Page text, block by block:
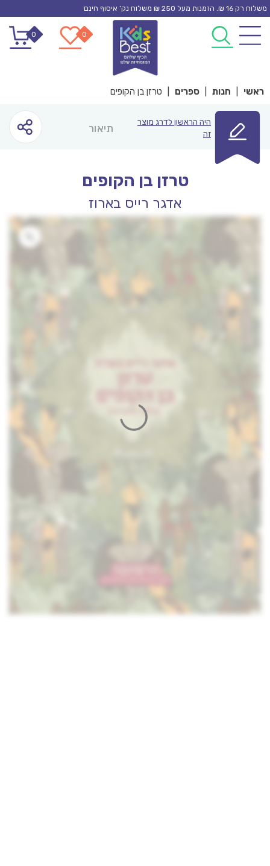
Skip
content
משלוח רק 16 ₪. הזמנות מעל 250 ₪ משלוח נק’ איסוף חינם
0
0
ראשי חנות ספרים טרזן בן הקופים
היה הראשון לדרג מוצר
זה
תיאור
טרזן בן הקופים
אדגר רייס בארוז